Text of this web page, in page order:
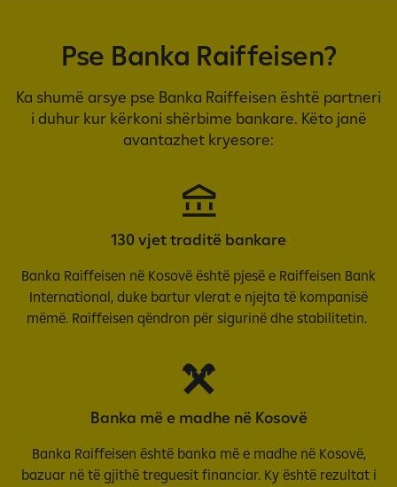
Pse Banka Raiffeisen?
Ka shumë arsye pse Banka Raiffeisen është partneri
i duhur kur kërkoni shërbime bankare. Këto janë
avantazhet kryesore:
130 vjet traditë bankare
Banka Raiffeisen në Kosovë është pjesë e Raiffeisen Bank
International, duke bartur vlerat e njejta të kompanisë
mëmë. Raiffeisen qëndron për sigurinë dhe stabilitetin.
Banka më e madhe në Kosovë
Banka Raiffeisen është banka më e madhe në Kosovë,
bazuar në të gjithë treguesit financiar. Ky është rezultat i